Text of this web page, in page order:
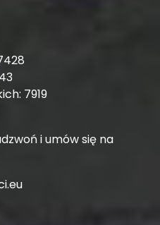
7919
i umów się na